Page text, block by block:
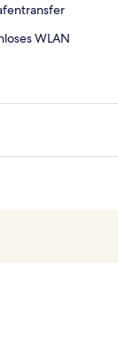
WLAN